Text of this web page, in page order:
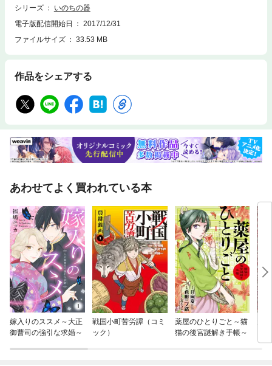
シリーズ
いのちの器
電子版配信開始日
2017/12/31
ファイルサイズ
33.53 MB
作品をシェアする
あわせてよく買われている本
嫁入りのススメ～大正
御曹司の強引な求婚～
戦国小町苦労譚（コミ
ック）
薬屋のひとりごと～猫
猫の後宮謎解き手帳～